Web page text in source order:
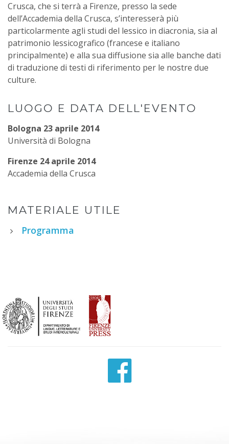
Crusca, che si terrà a Firenze, presso la sede
dell’Accademia della Crusca, s’interesserà più
particolarmente agli studi del lessico in diacronia, sia al
patrimonio lessicografico (francese e italiano
principalmente) e alla sua diffusione sia alle banche dati
di traduzione di testi di riferimento per le nostre due
culture.
LUOGO E DATA DELL'EVENTO
Bologna 23 aprile 2014
Università di Bologna
Firenze 24 aprile 2014
Accademia della Crusca
MATERIALE UTILE
Programma